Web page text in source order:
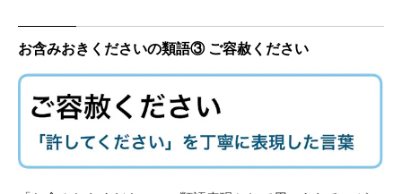
お含みおきくださいの類語③ ご容赦ください